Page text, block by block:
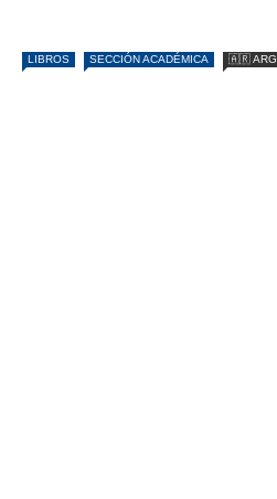
LIBROS SECCIÓN ACADÉMICA 🇦🇷 ARG